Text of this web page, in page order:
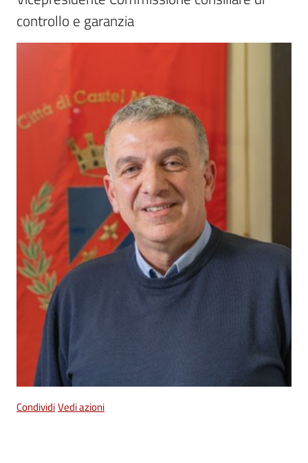
Amministrazione
Menu selezionato
Vivere
Amministrazione
Trasparente
Albo
pretorio
Tutti
argomenti...
controllo e garanzia
CondividiVedi azioni